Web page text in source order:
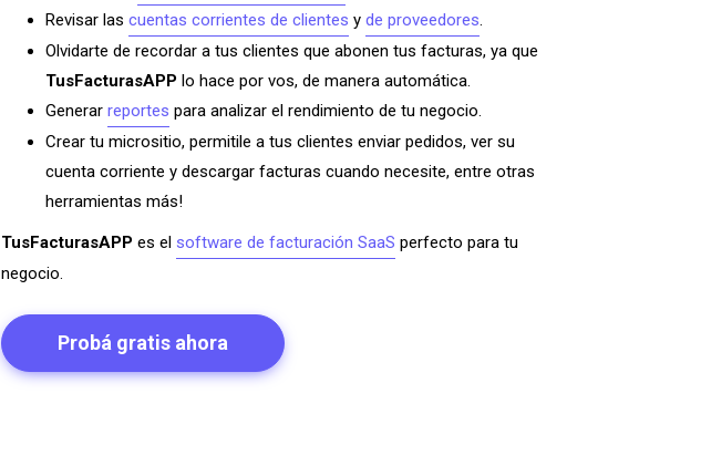
Revisar las cuentas corrientes de clientes y de proveedores.
Olvidarte de recordar a tus clientes que abonen tus facturas, ya que
TusFacturasAPP lo hace por vos, de manera automática.
Generar reportes para analizar el rendimiento de tu negocio.
Crear tu micrositio, permitile a tus clientes enviar pedidos, ver su
cuenta corriente y descargar facturas cuando necesite, entre otras
herramientas más!
TusFacturasAPP es el software de facturación SaaS perfecto para tu
negocio.
Probá gratis ahora